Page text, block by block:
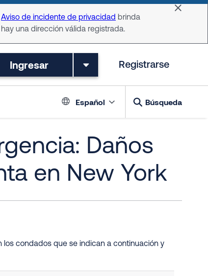
Aviso de incidente de privacidad brinda
una dirección válida registrada.
Dismiss
Ingresar Registrarse
Language
Español Búsqueda
Daños
en New York
condados que se indican a continuación y